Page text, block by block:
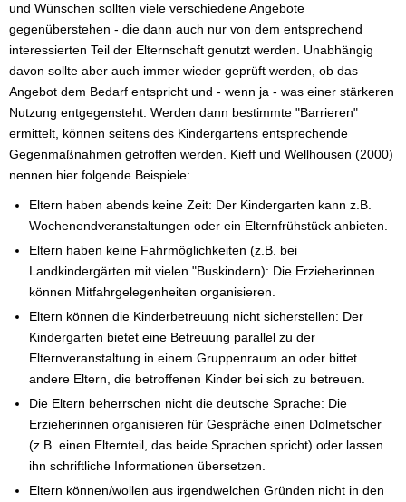
und Wünschen sollten viele verschiedene Angebote
gegenüberstehen - die dann auch nur von dem entsprechend
interessierten Teil der Elternschaft genutzt werden. Unabhängig
davon sollte aber auch immer wieder geprüft werden, ob das
Angebot dem Bedarf entspricht und - wenn ja - was einer stärkeren
Nutzung entgegensteht. Werden dann bestimmte "Barrieren"
ermittelt, können seitens des Kindergartens entsprechende
Gegenmaßnahmen getroffen werden. Kieff und Wellhousen (2000)
nennen hier folgende Beispiele:
Eltern haben abends keine Zeit: Der Kindergarten kann z.B.
Wochenendveranstaltungen oder ein Elternfrühstück anbieten.
Eltern haben keine Fahrmöglichkeiten (z.B. bei
Landkindergärten mit vielen "Buskindern): Die Erzieherinnen
können Mitfahrgelegenheiten organisieren.
Eltern können die Kinderbetreuung nicht sicherstellen: Der
Kindergarten bietet eine Betreuung parallel zu der
Elternveranstaltung in einem Gruppenraum an oder bittet
andere Eltern, die betroffenen Kinder bei sich zu betreuen.
Die Eltern beherrschen nicht die deutsche Sprache: Die
Erzieherinnen organisieren für Gespräche einen Dolmetscher
(z.B. einen Elternteil, das beide Sprachen spricht) oder lassen
ihn schriftliche Informationen übersetzen.
Eltern können/wollen aus irgendwelchen Gründen nicht in den